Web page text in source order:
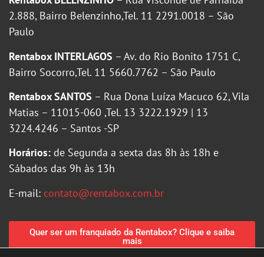
2.888, Bairro Belenzinho,Tel. 11 2291.0018 – São
Paulo
Rentabox INTERLAGOS – Av. do Rio Bonito 1751 C,
Bairro Socorro,Tel. 11 5660.7762 – São Paulo
Rentabox SANTOS – Rua Dona Luíza Macuco 62, Vila
Matias – 11015-060 ,Tel. 13 3222.1929 | 13
3224.4246 – Santos -SP
Horários: de Segunda a sexta das 8h às 18h e
Sábados das 9h às 13h
E-mail: contato@rentabox.com.br
Quer ser um franquiado da Rentabox? Clique e saiba
mais